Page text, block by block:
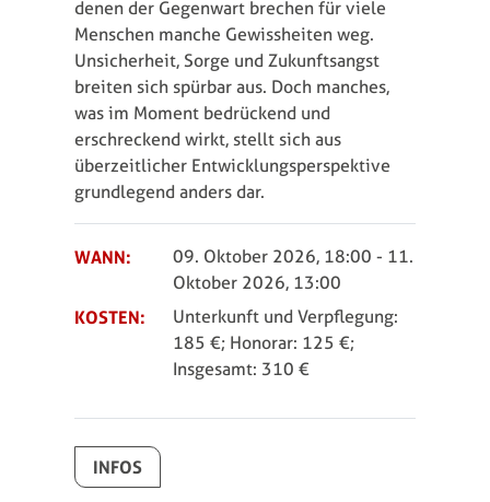
denen der Gegenwart brechen für viele
Menschen manche Gewissheiten weg.
Unsicherheit, Sorge und Zukunftsangst
breiten sich spürbar aus. Doch manches,
was im Moment bedrückend und
erschreckend wirkt, stellt sich aus
überzeitlicher Entwicklungsperspektive
grundlegend anders dar.
WANN: 09. Oktober 2026, 18:00 - 11.
Oktober 2026, 13:00
KOSTEN:
Unterkunft und Verpflegung:
185 €; Honorar: 125 €;
Insgesamt: 310 €
INFOS